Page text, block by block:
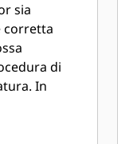
sia
corretta
di
In
durante